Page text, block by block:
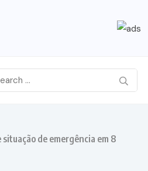
de emergência em 8